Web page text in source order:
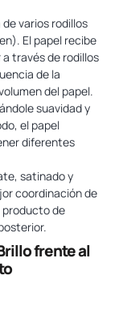
varios rodillos
El papel recibe
través de rodillos
de la
del papel.
suavidad y
el papel
diferentes
satinado y
coordinación de
producto de
frente al